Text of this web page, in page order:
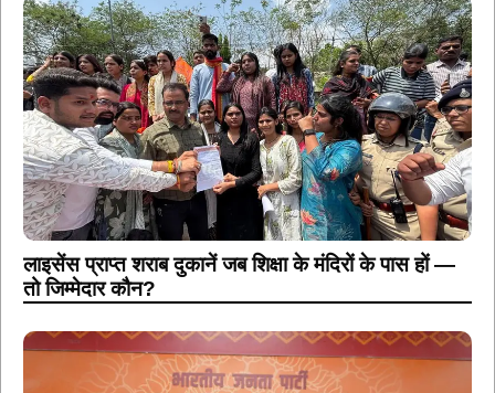
लाइसेंस प्राप्त शराब दुकानें जब शिक्षा के मंदिरों के पास हों —
तो जिम्मेदार कौन?